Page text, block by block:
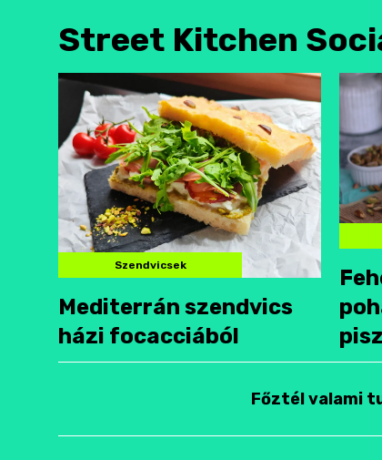
Street Kitchen
Szendvicsek
Mediterrán szendvics
házi focacciából
Főztél valami